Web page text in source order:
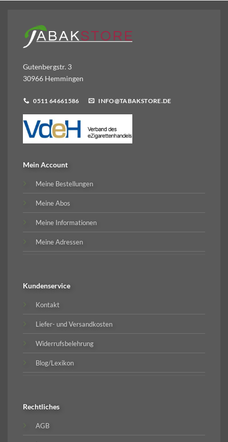
Gutenbergstr. 3
30966 Hemmingen
0511 64661586 INFO@TABAKSTORE.DE
Mein Account
Meine Bestellungen
Meine Abos
Meine Informationen
Meine Adressen
Kundenservice
Kontakt
Liefer- und Versandkosten
Widerrufsbelehrung
Blog/Lexikon
Rechtliches
AGB